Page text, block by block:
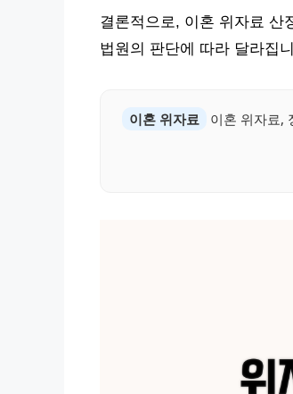
결론적으로, 이혼 위자료 산
법원의 판단에 따라 달라집
이혼 위자료
이혼 위자료,